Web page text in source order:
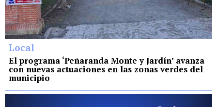
Local
El programa ‘Peñaranda Monte y Jardín’ avanza
con nuevas actuaciones en las zonas verdes del
municipio